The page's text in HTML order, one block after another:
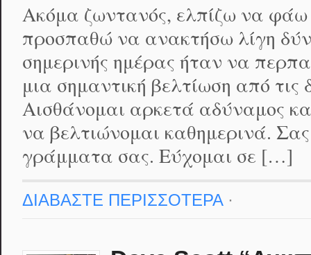
Ακόμα ζωντανός, ελπίζω να
προσπαθώ να ανακτήσω λίγη
σημερινής ημέρας ήταν να
μια σημαντική βελτίωση από
Αισθάνομαι αρκετά αδύναμος
να βελτιώνομαι καθημερινά.
γράμματα σας. Εύχομαι σε […]
ΔΙΑΒΑΣΤΕ ΠΕΡΙΣΣΟΤΕΡΑ·